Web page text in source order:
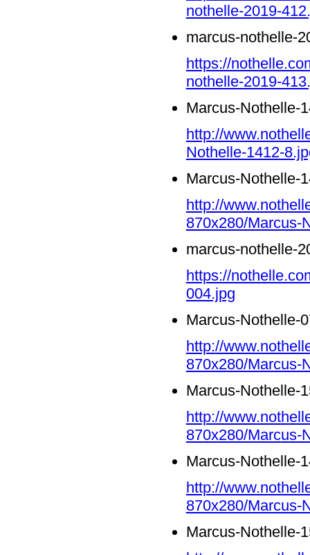
nothelle-2019-
marcus-nothelle-
https://
nothelle-2019-
Marcus-Nothelle-
http://
Nothelle-1412-
Marcus-Nothelle-
http://
870x280/Marcus-
marcus-nothelle-
https://
004.jpg
Marcus-Nothelle-
http://
870x280/Marcus-
Marcus-Nothelle-
http://
870x280/Marcus-
Marcus-Nothelle-
http://
870x280/Marcus-
Marcus-Nothelle-